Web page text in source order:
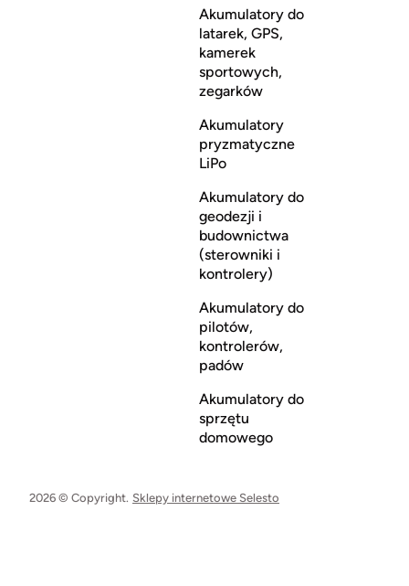
Akumulatory do
latarek, GPS,
kamerek
sportowych,
zegarków
Akumulatory
pryzmatyczne
LiPo
Akumulatory do
geodezji i
budownictwa
(sterowniki i
kontrolery)
Akumulatory do
pilotów,
kontrolerów,
padów
Akumulatory do
sprzętu
domowego
2026 © Copyright. Sklepy internetowe Selesto